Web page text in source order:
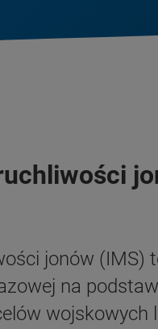
jonów (IMS)
na
wojskowych